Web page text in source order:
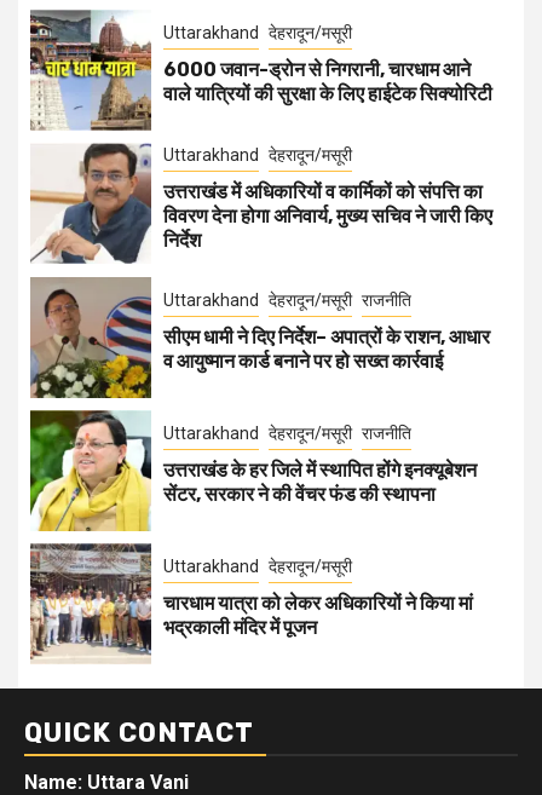
Uttarakhand देहरादून/मसूरी
6000 जवान-ड्रोन से निगरानी, चारधाम आने
वाले यात्रियों की सुरक्षा के लिए हाईटेक सिक्योरिटी
Uttarakhand देहरादून/मसूरी
उत्तराखंड में अधिकारियों व कार्मिकों को संपत्ति का
विवरण देना होगा अनिवार्य, मुख्य सचिव ने जारी किए
निर्देश
Uttarakhand देहरादून/मसूरी राजनीति
सीएम धामी ने दिए निर्देश– अपात्रों के राशन, आधार
व आयुष्मान कार्ड बनाने पर हो सख्त कार्रवाई
Uttarakhand देहरादून/मसूरी राजनीति
उत्तराखंड के हर जिले में स्थापित होंगे इनक्यूबेशन
सेंटर, सरकार ने की वेंचर फंड की स्थापना
Uttarakhand देहरादून/मसूरी
चारधाम यात्रा को लेकर अधिकारियों ने किया मां
भद्रकाली मंदिर में पूजन
QUICK CONTACT
Name: Uttara Vani